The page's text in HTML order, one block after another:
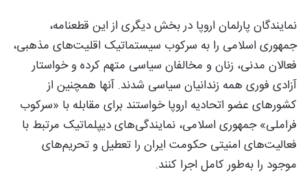
نمایندگان پارلمان اروپا در بخش دیگری از این قطعنامه،
جمهوری اسلامی را به سرکوب سیستماتیک اقلیت‌های مذهبی،
فعالان مدنی، زنان و مخالفان سیاسی متهم کرده و خواستار
آزادی فوری همه زندانیان سیاسی شدند. آنها همچنین از
کشورهای عضو اتحادیه اروپا خواستند برای مقابله با «سرکوب
فراملی» جمهوری اسلامی، نمایندگی‌های دیپلماتیک مرتبط با
فعالیت‌های امنیتی حکومت ایران را تعطیل و تحریم‌های
موجود را به‌طور کامل اجرا کنند.